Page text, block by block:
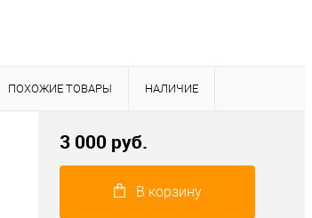
ПОХОЖИЕ ТОВАРЫ НАЛИЧИЕ
3 000 руб.
В корзину